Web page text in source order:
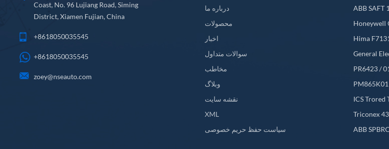
Coast, No. 96 Lujiang Road, Siming
District, Xiamen Fujian, China
+8618050035545
+8618050035545
zoey@nseauto.com
درباره ما
محصولات
اخبار
سوالات متداول
مخاطب
وبلاگ
نقشه سایت
XML
سیاست حفظ حریم خصوصی
ABB SAFT
Honeywell
Hima
General
PR6423 /
PM865K01
ICS Trored
Triconex
ABB